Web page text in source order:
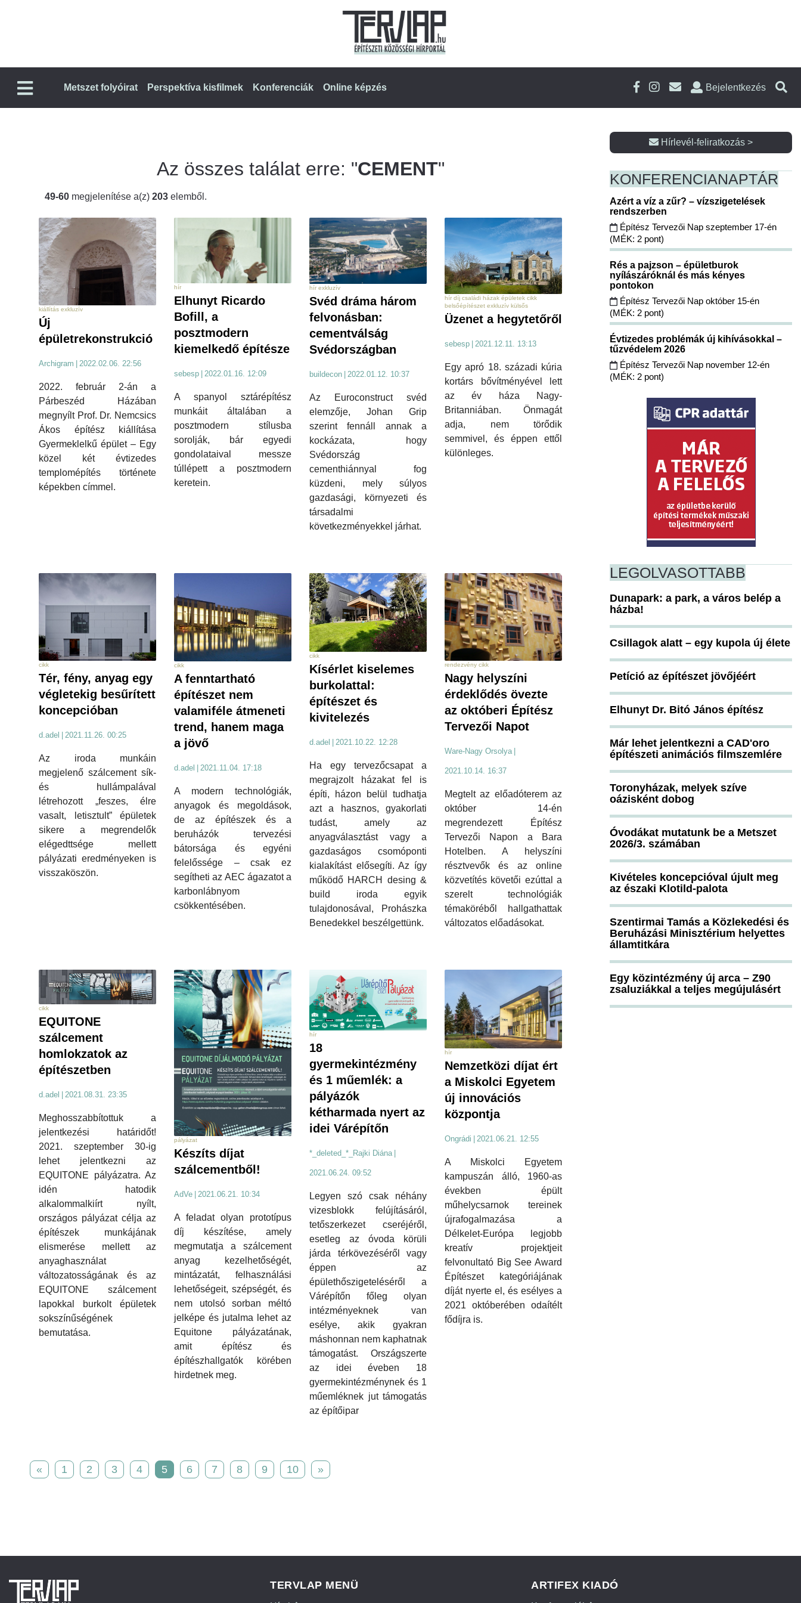
Metszet folyóirat Perspektíva kisfilmek Konferenciák Online képzés Bejelentkezés
Az összes találat erre: "CEMENT"
49-60 megjelenítése a(z) 203 elemből.
kiállítás exkluzív
Új
épületrekonstrukció
Archigram 2022.02.06. 22:56
2022. február 2-án a
Párbeszéd Házában
megnyílt Prof. Dr. Nemcsics
Ákos építész kiállítása
Gyermeklelkű épület – Egy
közel két évtizedes
templomépítés története
képekben címmel.
hír
Elhunyt Ricardo
Bofill, a
posztmodern
kiemelkedő építésze
sebesp 2022.01.16. 12:09
A spanyol sztárépítész
munkáit általában a
posztmodern stílusba
sorolják, bár egyedi
gondolataival messze
túllépett a posztmodern
keretein.
hír exkluzív
Svéd dráma három
felvonásban:
cementválság
Svédországban
buildecon | 2022.01.12. 10:37
Az Euroconstruct svéd
elemzője, Johan Grip
szerint fennáll annak a
kockázata, hogy
Svédország
cementhiánnyal fog
küzdeni, mely súlyos
gazdasági, környezeti és
társadalmi
következményekkel járhat.
hír díj családi házak épületek cikk
belsőépítészet exkluzív külsős
Üzenet a hegytetőről
sebesp 2021.12.11. 13:13
Egy apró 18. századi kúria
kortárs bővítményével lett
az év háza Nagy-
Britanniában. Önmagát
adja, nem törődik
semmivel, és éppen ettől
különleges.
cikk
Tér, fény, anyag egy
végletekig besűrített
koncepcióban
d.adel 2021.11.26. 00:25
Az iroda munkáin
megjelenő szálcement sík-
és hullámpalával
létrehozott „feszes, élre
vasalt, letisztult” épületek
sikere a megrendelők
elégedttsége mellett
pályázati eredményeken is
visszaköszön.
cikk
A fenntartható
építészet nem
valamiféle átmeneti
trend, hanem maga
a jövő
d.adel 2021.11.04. 17:18
A modern technológiák,
anyagok és megoldások,
de az építészek és a
beruházók tervezési
bátorsága és egyéni
felelőssége – csak ez
segítheti az AEC ágazatot a
karbonlábnyom
csökkentésében.
cikk
Kísérlet kiselemes
burkolattal:
építészet és
kivitelezés
d.adel | 2021.10.22. 12:28
Ha egy tervezőcsapat a
megrajzolt házakat fel is
építi, házon belül tudhatja
azt a hasznos, gyakorlati
tudást, amely az
anyagválasztást vagy a
gazdaságos csomóponti
kialakítást elősegíti. Az így
működő HARCH desing &
build iroda egyik
tulajdonosával, Prohászka
Benedekkel beszélgettünk.
rendezvény cikk
Nagy helyszíni
érdeklődés övezte
az októberi Építész
Tervezői Napot
Ware-Nagy Orsolya
2021.10.14. 16:37
Megtelt az előadóterem az
október 14-én
megrendezett Építész
Tervezői Napon a Bara
Hotelben. A helyszíni
résztvevők és az online
közvetítés követői ezúttal a
szerelt technológiák
témaköréből hallgathattak
változatos előadásokat.
cikk
EQUITONE
szálcement
homlokzatok az
építészetben
d.adel 2021.08.31. 23:35
Meghosszabbítottuk a
jelentkezési határidőt!
2021. szeptember 30-ig
lehet jelentkezni az
EQUITONE pályázatra. Az
idén hatodik
alkalommalkiírt nyílt,
országos pályázat célja az
építészek munkájának
elismerése mellett az
anyaghasználat
változatosságának és az
EQUITONE szálcement
lapokkal burkolt épületek
sokszínűségének
bemutatása.
pályázat
Készíts díjat
szálcementből!
AdVe 2021.06.21. 10:34
A feladat olyan prototípus
díj készítése, amely
megmutatja a szálcement
anyag kezelhetőségét,
mintázatát, felhasználási
lehetőségeit, szépségét, és
nem utolsó sorban méltó
jelképe és jutalma lehet az
Equitone pályázatának,
amit építész és
építészhallgatók körében
hirdetnek meg.
hír
18
gyermekintézmény
és 1 műemlék: a
pályázók
kétharmada nyert az
idei Várépítőn
*_deleted_*_Rajki Diána
2021.06.24. 09:52
Legyen szó csak néhány
vizesblokk felújításáról,
tetőszerkezet cseréjéről,
esetleg az óvoda körüli
járda térkövezéséről vagy
éppen az
épülethőszigeteléséről a
Várépítőn főleg olyan
intézményeknek van
esélye, akik gyakran
máshonnan nem kaphatnak
támogatást. Országszerte
az idei éveben 18
gyermekintézménynek és 1
műemléknek jut támogatás
az építőipar
hír
Nemzetközi díjat ért
a Miskolci Egyetem
új innovációs
központja
Ongrádi | 2021.06.21. 12:55
A Miskolci Egyetem
kampuszán álló, 1960-as
években épült
műhelycsarnok tereinek
újrafogalmazása a
Délkelet-Európa legjobb
kreatív projektjeit
felvonultató Big See Award
Építészet kategóriájának
díját nyerte el, és esélyes a
2021 októberében odaítélt
fődíjra is.
« 1 2 3 4 5 6 7 8 9 10 »
Hírlevél-feliratkozás >
KONFERENCIANAPTÁR
Azért a víz a zűr? – vízszigetelések
rendszerben
Építész Tervezői Nap szeptember 17-én
(MÉK: 2 pont)
Rés a pajzson – épületburok
nyílászáróknál és más kényes
pontokon
Építész Tervezői Nap október 15-én
(MÉK: 2 pont)
Évtizedes problémák új kihívásokkal –
tűzvédelem 2026
Építész Tervezői Nap november 12-én
(MÉK: 2 pont)
LEGOLVASOTTABB
Dunapark: a park, a város belép a
házba!
Csillagok alatt – egy kupola új élete
Petíció az építészet jövőjéért
Elhunyt Dr. Bitó János építész
Már lehet jelentkezni a CAD'oro
építészeti animációs filmszemlére
Toronyházak, melyek szíve
oázisként dobog
Óvodákat mutatunk be a Metszet
2026/3. számában
Kivételes koncepcióval újult meg
az északi Klotild-palota
Szentirmai Tamás a Közlekedési és
Beruházási Minisztérium helyettes
államtitkára
Egy közintézmény új arca – Z90
zsaluziákkal a teljes megújulásért
TERVLAP MENÜ ARTIFEX KIADÓ